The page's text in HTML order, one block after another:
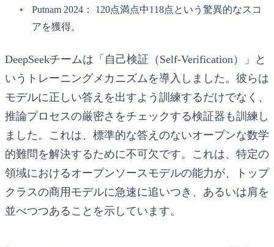
Putnam 2024：
120点満点中118点という驚異的なスコ
アを獲得。
DeepSeekチームは「自己検証（Self-Verification）」と
いうトレーニングメカニズムを導入しました。彼らは
モデルに正しい答えを出すよう訓練するだけでなく、
推論プロセスの厳密さをチェックする検証器も訓練し
ました。これは、標準的な答えのないオープンな数学
的難問を解決するために不可欠です。これは、特定の
領域におけるオープンソースモデルの能力が、トップ
クラスの商用モデルに急速に追いつき、あるいは肩を
並べつつあることを示しています。